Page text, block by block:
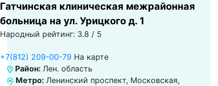
Гатчинская клиническая межрайонная
больница на ул. Урицкого д. 1
Народный рейтинг: 3.8 / 5
+7(812) 209-00-79 На карте
Район: Лен. область
Метро: Ленинский проспект, Московская,